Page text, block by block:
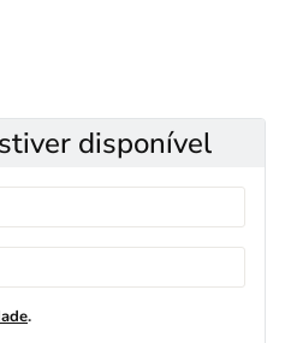
disponível
.